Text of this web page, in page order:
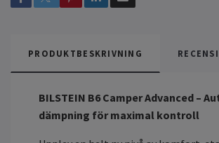
PRODUKTBESKRIVNING
BILSTEIN B6 Camper Advanced –
dämpning för maximal kontroll